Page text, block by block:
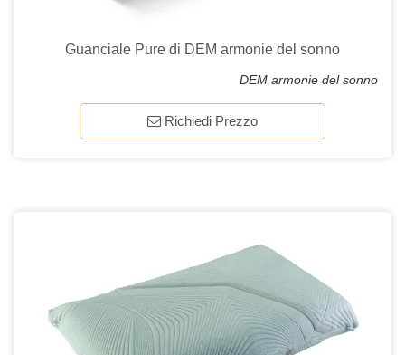
Guanciale Pure di DEM armonie del sonno
DEM armonie del sonno
Richiedi Prezzo